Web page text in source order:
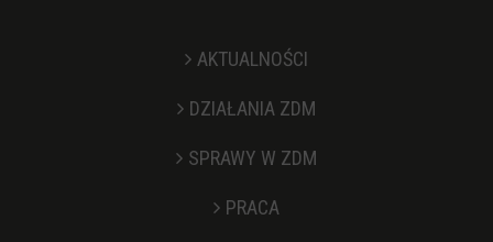
AKTUALNOŚCI
DZIAŁANIA ZDM
SPRAWY W ZDM
PRACA